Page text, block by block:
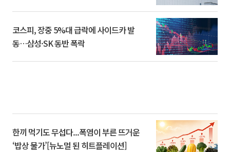
코스피, 장중 5%대 급락에 사이드카 발
동…삼성·SK 동반 폭락
한끼 먹기도 무섭다...폭염이 부른 뜨거운
‘밥상 물가’[뉴노멀 된 히트플레이션]